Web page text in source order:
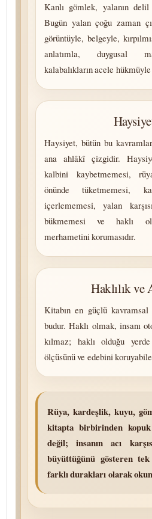
Kanlı gömlek, yalanın delil
Bugün yalan çoğu zaman
görüntüyle, belgeyle,
anlatımla, duygusal
kalabalıkların acele
Haysiyet, bütün bu
ana ahlâkî çizgidir.
kalbini kaybetmemesi,
önünde tüketmemesi,
içerlememesi, yalan
bükmemesi ve haklı
merhametini korumasıdır.
Haklılık ve
Kitabın en güçlü
budur. Haklı olmak, insanı
kılmaz; haklı olduğu
ölçüsünü ve edebini
Rüya, kardeşlik, kuyu,
kitapta birbirinden
değil; insanın acı
büyüttüğünü gösteren
farklı durakları olarak